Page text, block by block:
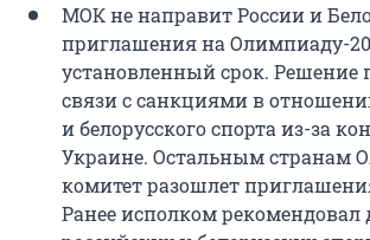
МОК не направит России и
приглашения на Олимпиаду-
установленный срок. Решение
связи с санкциями в
и белорусского спорта из-за
Украине. Остальным странам
комитет разошлет
Ранее исполком рекомендовал